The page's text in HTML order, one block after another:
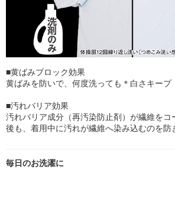
■黄ばみブロック効果
黄ばみを防いで、何度洗っても＊白さキープ
■汚れバリア効果
汚れバリア成分（再汚染防止剤）が繊維をコ
後も、着用中に汚れが繊維へ染み込むのを防
毎日のお洗濯に